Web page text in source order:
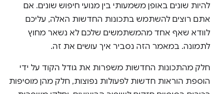
להיות שונים באופן משמעותי בין מנועי חיפוש שונים. אם
אתם רוצים להשתמש בתכונות החדשות האלה, עליכם
לוודא שאף אחד מהמשתמשים שלכם לא נשאר מחוץ
לתמונה. במאמר הזה נסביר איך עושים את זה.
חלק מהתכונות החדשות משפרות את גודל הקוד על ידי
הוספת הוראות חדשות לפעולות נפוצות, חלק מהן מוסיפות